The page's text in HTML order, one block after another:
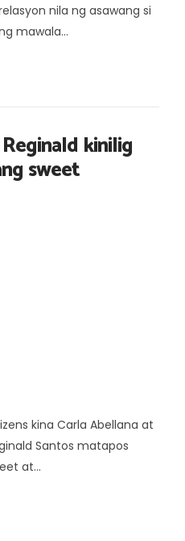
nila ng asawang si
mawala...
kinilig
sweet
kina Carla Abellana at
Santos matapos
at...